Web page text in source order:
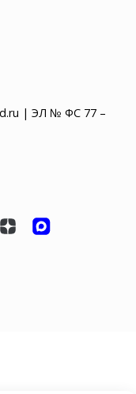
| ЭЛ № ФС 77 –